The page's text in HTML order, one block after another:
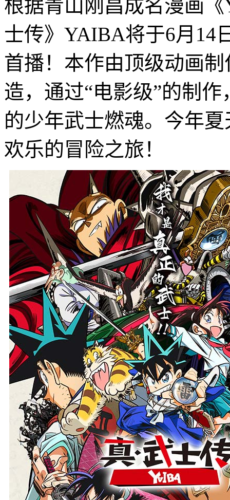
根据青山刚昌成名漫画
士传》YAIBA将于6月14
首播！本作由顶级动画
造，通过“电影级”的制
的少年武士燃魂。今年
欢乐的冒险之旅！